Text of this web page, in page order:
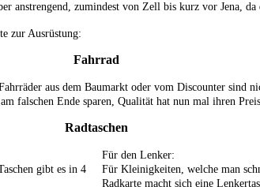
anstrengend, zumindest von Zell bis kurz vor Jena,
zur Ausrüstung:
Fahrrad
aus dem Baumarkt oder vom Discounter sind
falschen Ende sparen, Qualität hat nun mal ihren
Radtaschen
gibt es in 4
Für den Lenker:
Für Kleinigkeiten, welche man
Radkarte macht sich eine